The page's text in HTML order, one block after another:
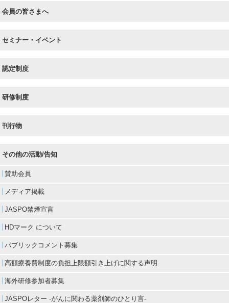
会員の皆さまへ
セミナー・イベント
認定制度
研修制度
刊行物
その他の活動/告知
賛助会員
メディア掲載
JASPO禁煙宣言
HDマーク について
パブリックコメント募集
高額療養費制度の負担上限額引き上げに関する声明
海外研修参加者募集
JASPOレター -がんに関わる薬剤師のひとり言-